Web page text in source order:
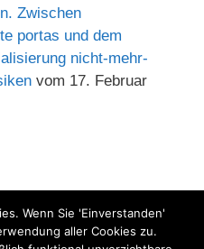
Zwischen
portas und dem
nicht-mehr-
vom 17. Februar
Wenn Sie 'Einverstanden'
aller Cookies zu.